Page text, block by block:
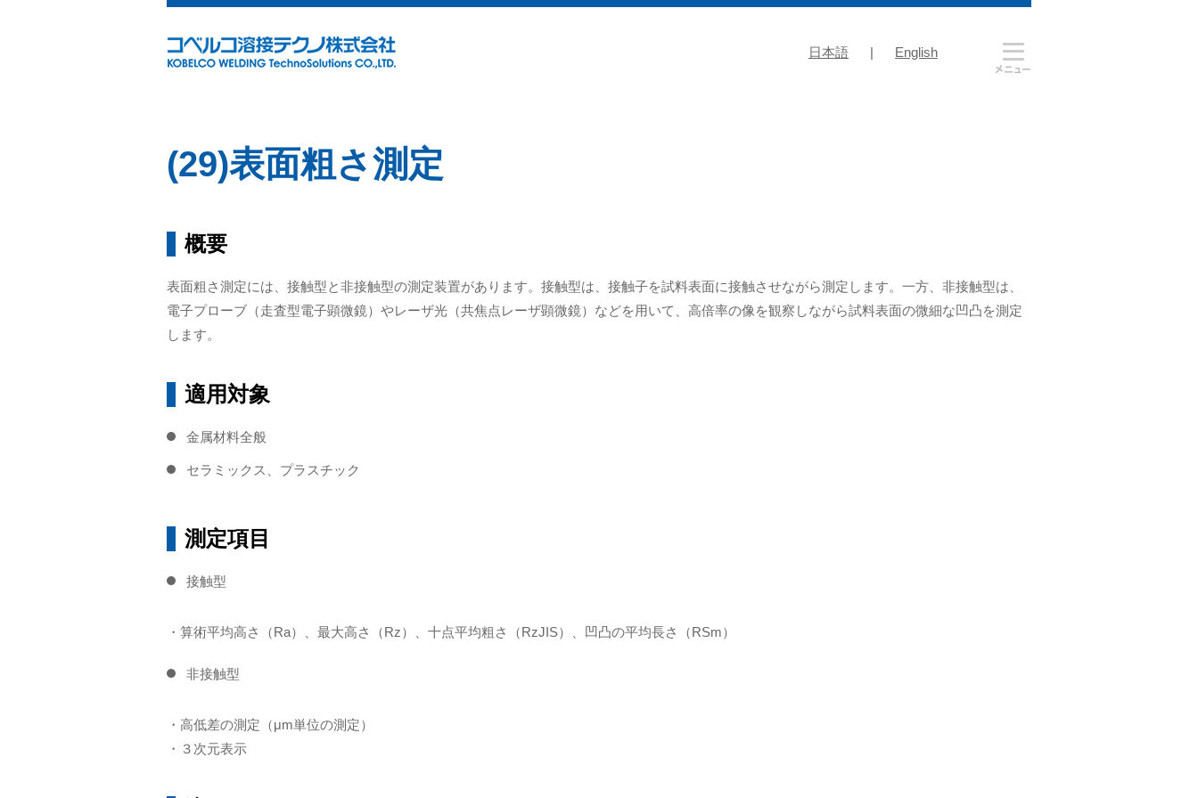
日本語 | English
(29)表面粗さ測定
概要
表面粗さ測定には、接触型と非接触型の測定装置があります。接触型は、接触子を試料表面に接触させながら測定します。一方、非接触型は、
電子プローブ（走査型電子顕微鏡）やレーザ光（共焦点レーザ顕微鏡）などを用いて、高倍率の像を観察しながら試料表面の微細な凹凸を測定
します。
適用対象
金属材料全般
セラミックス、プラスチック
測定項目
接触型
・算術平均高さ（Ra）、最大高さ（Rz）、十点平均粗さ（RzJIS）、凹凸の平均長さ（RSm）
非接触型
・高低差の測定（μm単位の測定）
・３次元表示